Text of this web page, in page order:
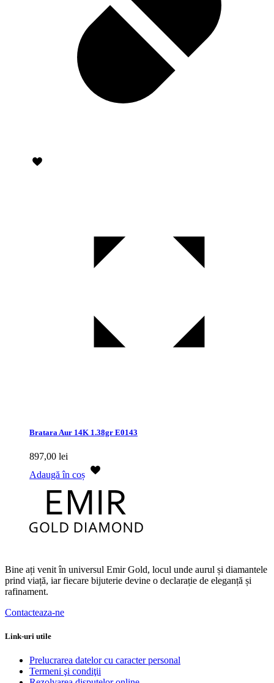
Bratara Aur 14K 1.38gr E0143
897,00 lei
Adaugă în coș
Bine ați venit în universul Emir Gold, locul unde aurul și diamantele
prind viață, iar fiecare bijuterie devine o declarație de eleganță și
rafinament.
Contacteaza-ne
Link-uri utile
Prelucrarea datelor cu caracter personal
Termeni şi condiţii